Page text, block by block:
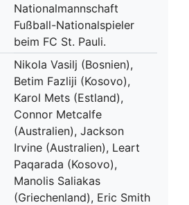
Nationalmannschaft
Fußball-Nationalspieler
beim FC St. Pauli.
Nikola Vasilj (Bosnien),
Betim Fazliji (Kosovo),
Karol Mets (Estland),
Connor Metcalfe
(Australien), Jackson
Irvine (Australien), Leart
Paqarada (Kosovo),
Manolis Saliakas
(Griechenland), Eric Smith